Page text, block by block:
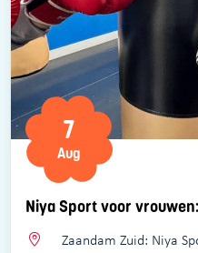
Niya Sport voor
7
Aug
Zaandam Zuid: Niya